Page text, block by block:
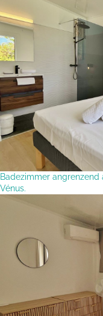
Badezimmer
Vénus.